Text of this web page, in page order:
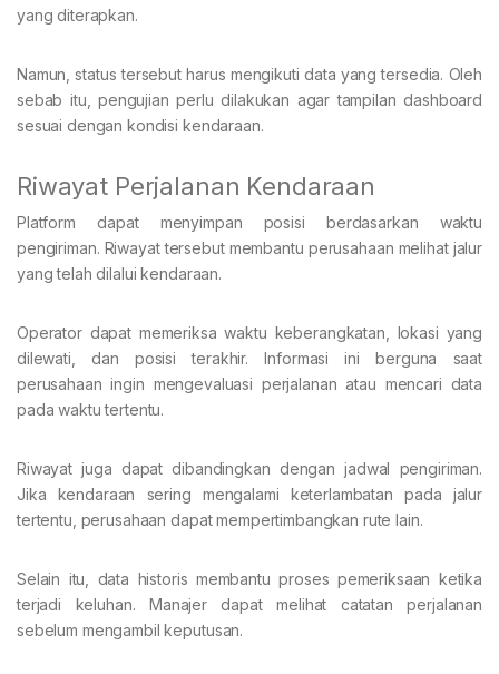
yang diterapkan.
Namun, status tersebut harus mengikuti data yang tersedia. Oleh
sebab itu, pengujian perlu dilakukan agar tampilan dashboard
sesuai dengan kondisi kendaraan.
Riwayat Perjalanan Kendaraan
Platform dapat menyimpan posisi berdasarkan waktu
pengiriman. Riwayat tersebut membantu perusahaan melihat jalur
yang telah dilalui kendaraan.
Operator dapat memeriksa waktu keberangkatan, lokasi yang
dilewati, dan posisi terakhir. Informasi ini berguna saat
perusahaan ingin mengevaluasi perjalanan atau mencari data
pada waktu tertentu.
Riwayat juga dapat dibandingkan dengan jadwal pengiriman.
Jika kendaraan sering mengalami keterlambatan pada jalur
tertentu, perusahaan dapat mempertimbangkan rute lain.
Selain itu, data historis membantu proses pemeriksaan ketika
terjadi keluhan. Manajer dapat melihat catatan perjalanan
sebelum mengambil keputusan.